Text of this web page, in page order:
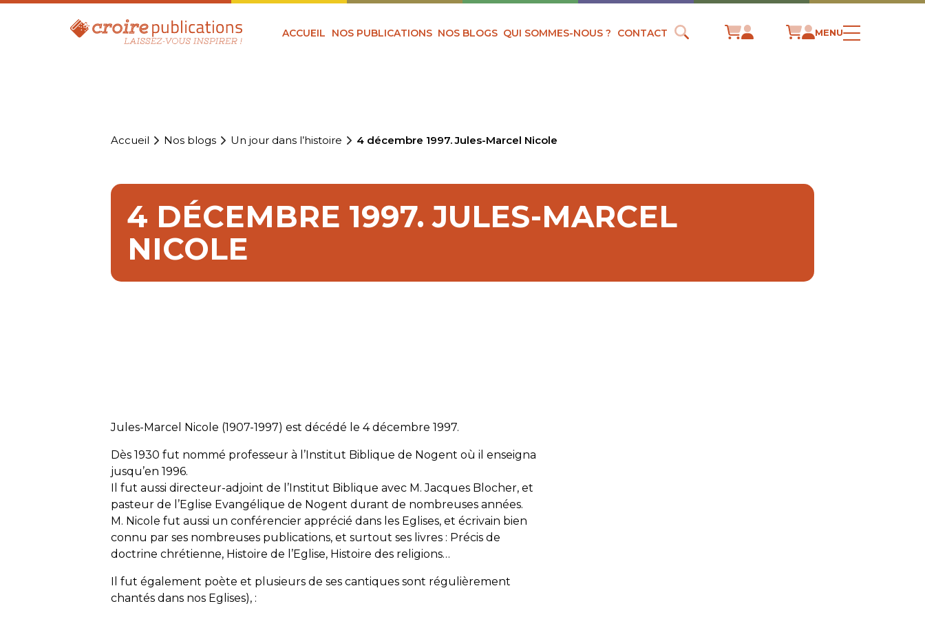
ACCUEIL NOS PUBLICATIONS NOS BLOGS QUI SOMMES-NOUS ? CONTACT MENU
Accueil Nos blogs Un jour dans l’histoire 4 décembre 1997. Jules-Marcel Nicole
4 DÉCEMBRE 1997. JULES-MARCEL
NICOLE
Jules-Marcel Nicole (1907-1997) est décédé le 4 décembre 1997.
Dès 1930 fut nommé professeur à l’Institut Biblique de Nogent où il enseigna
jusqu’en 1996.
Il fut aussi directeur-adjoint de l’Institut Biblique avec M. Jacques Blocher, et
pasteur de l’Eglise Evangélique de Nogent durant de nombreuses années.
M. Nicole fut aussi un conférencier apprécié dans les Eglises, et écrivain bien
connu par ses nombreuses publications, et surtout ses livres : Précis de
doctrine chrétienne, Histoire de l’Eglise, Histoire des religions…
Il fut également poète et plusieurs de ses cantiques sont régulièrement
chantés dans nos Eglises), :